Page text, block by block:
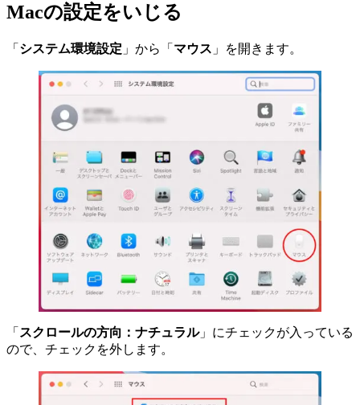
Macの設定をいじる
「 システム環境設定 」から「 マウス 」を開きます。
「 スクロールの方向：ナチュラル」にチェックが入っている
ので、チェックを外します。